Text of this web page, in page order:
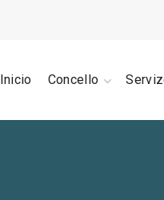
Inicio Concello